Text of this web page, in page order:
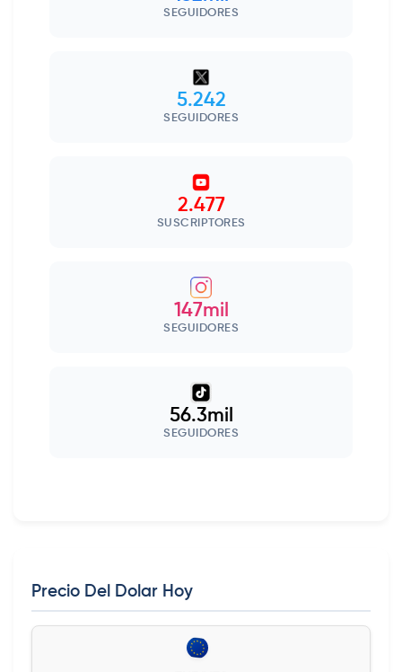
SEGUIDORES
5.242
SEGUIDORES
2.477
SUSCRIPTORES
147mil
SEGUIDORES
56.3mil
SEGUIDORES
Precio Del Dolar Hoy